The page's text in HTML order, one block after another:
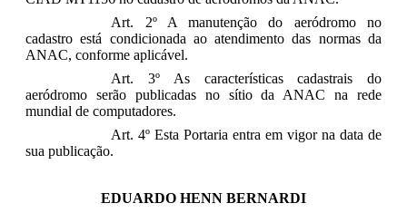
Art. 2º A manutenção do aeródromo no
cadastro está condicionada ao atendimento das normas da
ANAC, conforme aplicável.
Art. 3º As características cadastrais do
aeródromo serão publicadas no sítio da ANAC na rede
mundial de computadores.
Art. 4º Esta Portaria entra em vigor na data de
sua publicação.
EDUARDO HENN BERNARDI